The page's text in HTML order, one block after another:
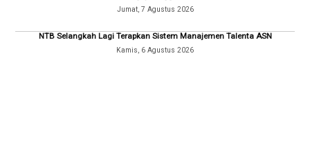
Jumat, 7 Agustus 2026
NTB Selangkah Lagi Terapkan Sistem Manajemen Talenta ASN
Kamis, 6 Agustus 2026